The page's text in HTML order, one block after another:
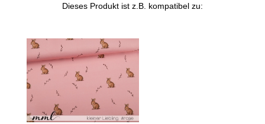
Dieses Produkt ist z.B. kompatibel zu: